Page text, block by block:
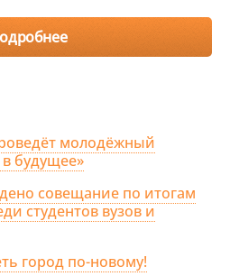
молодёжный
будущее»
совещание по итогам
студентов вузов и
город по-новому!